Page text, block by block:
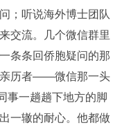
；听说海外博士团队
交流。几个微信群里
条条回侨胞疑问的那
亲历者——微信那一头
事一趟趟下地方的脚
一辙的耐心。他都做